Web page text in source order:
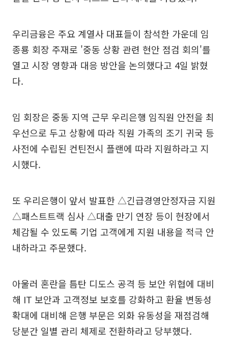
우리금융은 주요 계열사 대표들이 참석한 가운데 임
종룡 회장 주재로 '중동 상황 관련 현안 점검 회의'를
열고 시장 영향과 대응 방안을 논의했다고 4일 밝혔
다.
임 회장은 중동 지역 근무 우리은행 임직원 안전을 최
우선으로 두고 상황에 따라 직원 가족의 조기 귀국 등
사전에 수립된 컨틴전시 플랜에 따라 지원하라고 지
시했다.
또 우리은행이 앞서 발표한 △긴급경영안정자금 지원
△패스트트랙 심사 △대출 만기 연장 등이 현장에서
체감될 수 있도록 기업 고객에게 지원 내용을 적극 안
내하라고 주문했다.
아울러 혼란을 틈탄 디도스 공격 등 보안 위협에 대비
해 IT 보안과 고객정보 보호를 강화하고 환율 변동성
확대에 대비해 은행 부문은 외화 유동성을 재점검해
당분간 일별 관리 체제로 전환하라고 당부했다.